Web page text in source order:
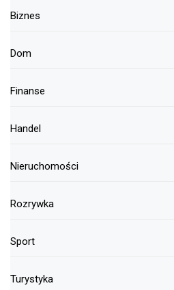
Biznes
Dom
Finanse
Handel
Nieruchomości
Rozrywka
Sport
Turystyka